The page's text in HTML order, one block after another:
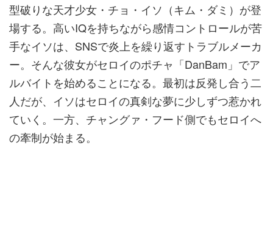
型破りな天才少女・チョ・イソ（キム・ダミ）が登
場する。高いIQを持ちながら感情コントロールが苦
手なイソは、SNSで炎上を繰り返すトラブルメーカ
ー。そんな彼女がセロイのポチャ「DanBam」でア
ルバイトを始めることになる。最初は反発し合う二
人だが、イソはセロイの真剣な夢に少しずつ惹かれ
ていく。一方、チャングァ・フード側でもセロイへ
の牽制が始まる。